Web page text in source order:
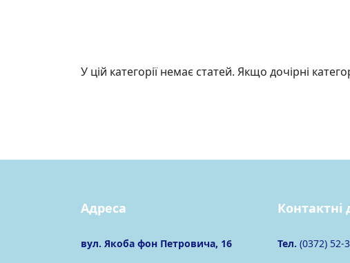
У цій категорії немає статей. Якщо дочірні
Адреса
вул. Якоба фон Петровича, 16
Контактні
Тел. (0372) 52-